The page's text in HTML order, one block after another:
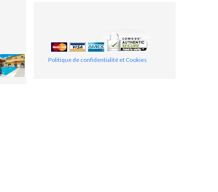
Politique de confidentialité et Cookies